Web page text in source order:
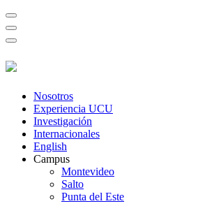
Nosotros
Experiencia UCU
Investigación
Internacionales
English
Campus
Montevideo
Salto
Punta del Este